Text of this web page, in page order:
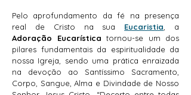
Pelo aprofundamento dafé na presença
real de Cristo na sua
Eucaristia , a
Adoração Eucarística tornou-se um dos
pilares fundamentais da espiritualidade da
nossa Igreja, sendo uma prática enraizada
na devoção ao Santíssimo Sacramento,
Corpo, Sangue, Alma e Divindade de Nosso